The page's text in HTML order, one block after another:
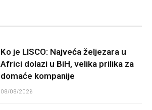
Ko je LISCO: Najveća željezara u
Africi dolazi u BiH, velika prilika za
domaće kompanije
08/08/2026